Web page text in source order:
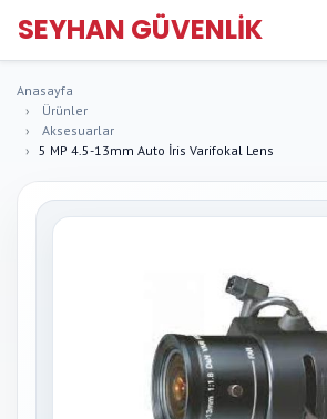
SEYHAN GÜVENLIK
Anasayfa
Ürünler
Aksesuarlar
5 MP 4.5-13mm Auto İris Varifokal Lens